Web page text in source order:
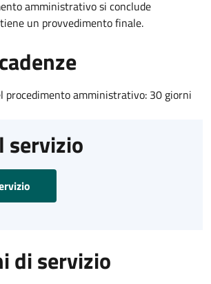
amministrativo si conclude
un provvedimento finale.
procedimento amministrativo: 30 giorni
servizio
di servizio